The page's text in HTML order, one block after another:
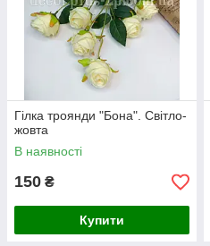
Гілка троянди "Бона". Світло-
жовта
В наявності
150 ₴
Купити